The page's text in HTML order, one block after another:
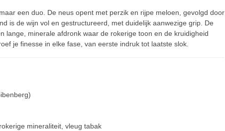
een duo. De neus opent met perzik en rijpe meloen, gevolgd door
is de wijn vol en gestructureerd, met duidelijk aanwezige grip. De
lange, minerale afdronk waar de rokerige toon en de kruidigheid
je finesse in elke fase, van eerste indruk tot laatste slok.
mineraliteit, vleug tabak